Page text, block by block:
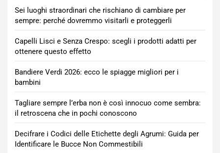
Sei luoghi straordinari che rischiano di cambiare per
sempre: perché dovremmo visitarli e proteggerli
Capelli Lisci e Senza Crespo: scegli i prodotti adatti per
ottenere questo effetto
Bandiere Verdi 2026: ecco le spiagge migliori per i
bambini
Tagliare sempre l’erba non è così innocuo come sembra:
il retroscena che in pochi conoscono
Decifrare i Codici delle Etichette degli Agrumi: Guida per
Identificare le Bucce Non Commestibili